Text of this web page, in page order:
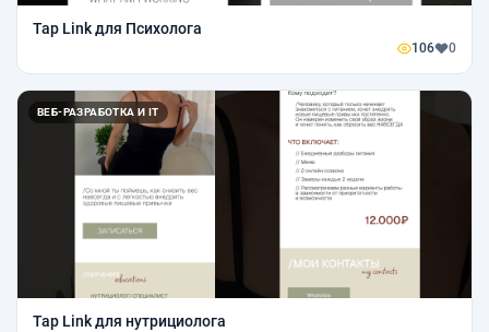
Tap Link для Психолога
106 0
ВЕБ-РАЗРАБОТКА И IT
Tap Link для нутрициолога